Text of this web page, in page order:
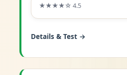
★★★★☆ 4.5
Details & Test →